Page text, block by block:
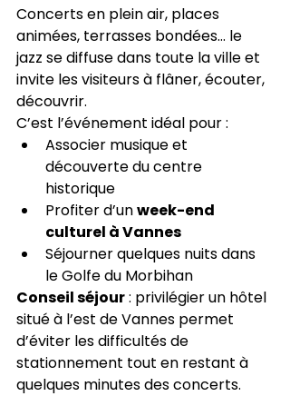
Concerts en plein air, places
animées, terrasses bondées… le
jazz se diffuse dans toute la ville et
invite les visiteurs à flâner, écouter,
découvrir.
C’est l’événement idéal pour :
Associer musique et
découverte du centre
historique
Profiter d’un week-end
culturel à Vannes
Séjourner quelques nuits dans
le Golfe du Morbihan
Conseil séjour : privilégier un hôtel
situé à l’est de Vannes permet
d’éviter les difficultés de
stationnement tout en restant à
quelques minutes des concerts.